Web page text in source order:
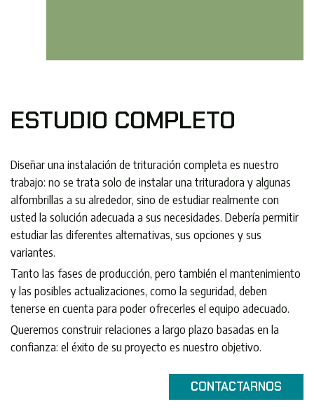
ESTUDIO COMPLETO
Diseñar una instalación de trituración completa es nuestro
trabajo: no se trata solo de instalar una trituradora y algunas
alfombrillas a su alrededor, sino de estudiar realmente con
usted la solución adecuada a sus necesidades. Debería permitir
estudiar las diferentes alternativas, sus opciones y sus
variantes.
Tanto las fases de producción, pero también el mantenimiento
y las posibles actualizaciones, como la seguridad, deben
tenerse en cuenta para poder ofrecerles el equipo adecuado.
Queremos construir relaciones a largo plazo basadas en la
confianza: el éxito de su proyecto es nuestro objetivo.
CONTACTARNOS